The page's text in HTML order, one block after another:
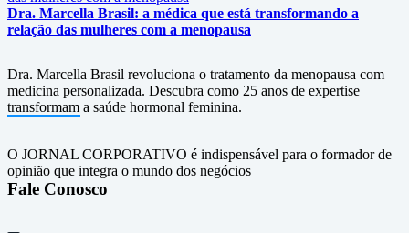
Dra. Marcella Brasil: a médica que está transformando a
relação das mulheres com a menopausa
Dra. Marcella Brasil revoluciona o tratamento da menopausa com
medicina personalizada. Descubra como 25 anos de expertise
transformam a saúde hormonal feminina.
O JORNAL CORPORATIVO é indispensável para o formador de
opinião que integra o mundo dos negócios
Fale Conosco